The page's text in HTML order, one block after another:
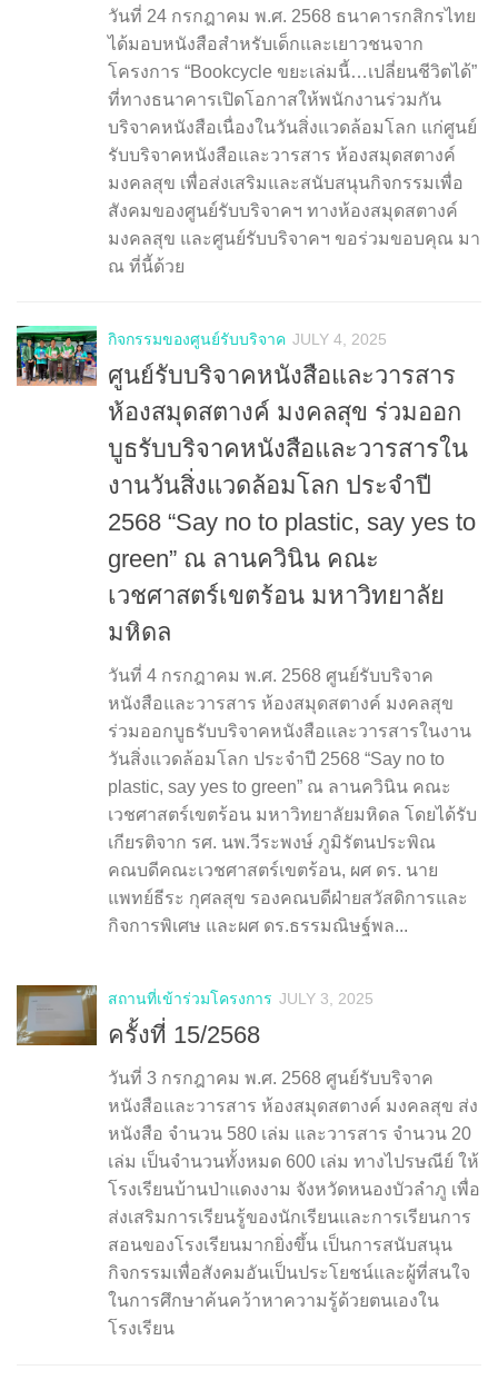
วันที่ 24 กรกฎาคม พ.ศ. 2568 ธนาคารกสิกรไทย
ได้มอบหนังสือสำหรับเด็กและเยาวชนจาก
โครงการ “Bookcycle ขยะเล่มนี้…เปลี่ยนชีวิตได้”
ที่ทางธนาคารเปิดโอกาสให้พนักงานร่วมกัน
บริจาคหนังสือเนื่องในวันสิ่งแวดล้อมโลก แก่ศูนย์
รับบริจาคหนังสือและวารสาร ห้องสมุดสตางค์
มงคลสุข เพื่อส่งเสริมและสนับสนุนกิจกรรมเพื่อ
สังคมของศูนย์รับบริจาคฯ ทางห้องสมุดสตางค์
มงคลสุข และศูนย์รับบริจาคฯ ขอร่วมขอบคุณ มา
ณ ที่นี้ด้วย
กิจกรรมของศูนย์รับบริจาค JULY 4, 2025
ศูนย์รับบริจาคหนังสือและวารสาร
ห้องสมุดสตางค์ มงคลสุข ร่วมออก
บูธรับบริจาคหนังสือและวารสารใน
งานวันสิ่งแวดล้อมโลก ประจำปี
2568 “Say no to plastic, say yes to
green” ณ ลานควินิน คณะ
เวชศาสตร์เขตร้อน มหาวิทยาลัย
มหิดล
วันที่ 4 กรกฎาคม พ.ศ. 2568 ศูนย์รับบริจาค
หนังสือและวารสาร ห้องสมุดสตางค์ มงคลสุข
ร่วมออกบูธรับบริจาคหนังสือและวารสารในงาน
วันสิ่งแวดล้อมโลก ประจำปี 2568 “Say no to
plastic, say yes to green” ณ ลานควินิน คณะ
เวชศาสตร์เขตร้อน มหาวิทยาลัยมหิดล โดยได้รับ
เกียรติจาก รศ. นพ.วีระพงษ์ ภูมิรัตนประพิณ
คณบดีคณะเวชศาสตร์เขตร้อน, ผศ ดร. นาย
แพทย์ธีระ กุศลสุข รองคณบดีฝ่ายสวัสดิการและ
กิจการพิเศษ และผศ ดร.ธรรมณิษฐ์พล...
สถานที่เข้าร่วมโครงการ JULY 3, 2025
ครั้งที่ 15/2568
วันที่ 3 กรกฎาคม พ.ศ. 2568 ศูนย์รับบริจาค
หนังสือและวารสาร ห้องสมุดสตางค์ มงคลสุข ส่ง
หนังสือ จำนวน 580 เล่ม และวารสาร จำนวน 20
เล่ม เป็นจำนวนทั้งหมด 600 เล่ม ทางไปรษณีย์ ให้
โรงเรียนบ้านป่าแดงงาม จังหวัดหนองบัวลำภู เพื่อ
ส่งเสริมการเรียนรู้ของนักเรียนและการเรียนการ
สอนของโรงเรียนมากยิ่งขึ้น เป็นการสนับสนุน
กิจกรรมเพื่อสังคมอันเป็นประโยชน์และผู้ที่สนใจ
ในการศึกษาค้นคว้าหาความรู้ด้วยตนเองใน
โรงเรียน